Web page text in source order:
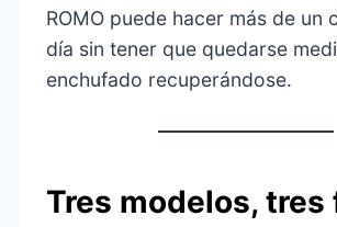
ROMO puede hacer más de un
día sin tener que quedarse
enchufado recuperándose.
Tres modelos, tres